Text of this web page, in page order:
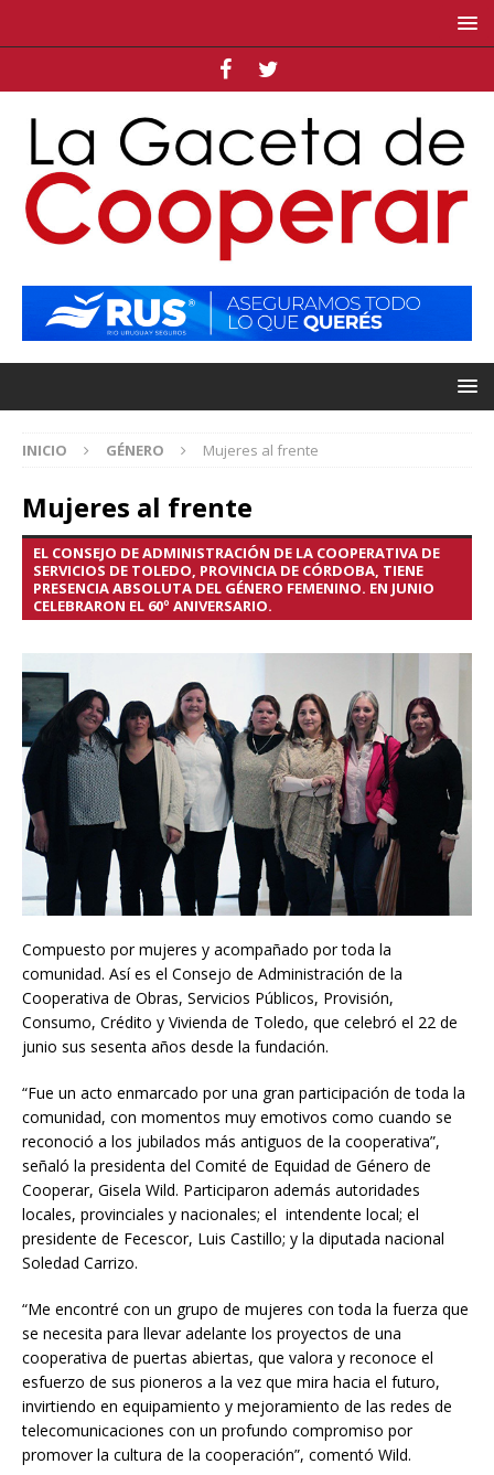
INICIO GÉNERO Mujeres al frente
Mujeres al frente
EL CONSEJO DE ADMINISTRACIÓN DE LA COOPERATIVA DE
SERVICIOS DE TOLEDO, PROVINCIA DE CÓRDOBA, TIENE
PRESENCIA ABSOLUTA DEL GÉNERO FEMENINO. EN JUNIO
CELEBRARON EL 60º ANIVERSARIO.
Compuesto por mujeres y acompañado por toda la
comunidad. Así es el Consejo de Administración de la
Cooperativa de Obras, Servicios Públicos, Provisión,
Consumo, Crédito y Vivienda de Toledo, que celebró el 22 de
junio sus sesenta años desde la fundación.
“Fue un acto enmarcado por una gran participación de toda la
comunidad, con momentos muy emotivos como cuando se
reconoció a los jubilados más antiguos de la cooperativa”,
señaló la presidenta del Comité de Equidad de Género de
Cooperar, Gisela Wild. Participaron además autoridades
locales, provinciales y nacionales; el intendente local; el
presidente de Fecescor, Luis Castillo; y la diputada nacional
Soledad Carrizo.
“Me encontré con un grupo de mujeres con toda la fuerza que
se necesita para llevar adelante los proyectos de una
cooperativa de puertas abiertas, que valora y reconoce el
esfuerzo de sus pioneros a la vez que mira hacia el futuro,
invirtiendo en equipamiento y mejoramiento de las redes de
telecomunicaciones con un profundo compromiso por
promover la cultura de la cooperación”, comentó Wild.